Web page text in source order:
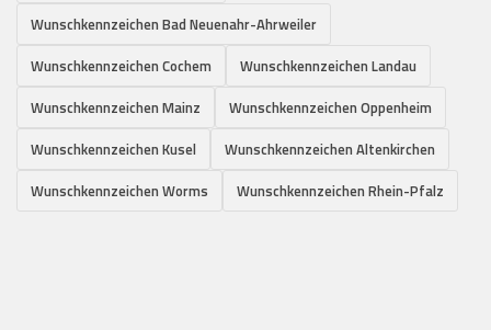
Wunschkennzeichen Bad Neuenahr-Ahrweiler
Wunschkennzeichen Cochem
Wunschkennzeichen Landau
Wunschkennzeichen Mainz
Wunschkennzeichen Oppenheim
Wunschkennzeichen Kusel
Wunschkennzeichen Altenkirchen
Wunschkennzeichen Worms
Wunschkennzeichen Rhein-Pfalz